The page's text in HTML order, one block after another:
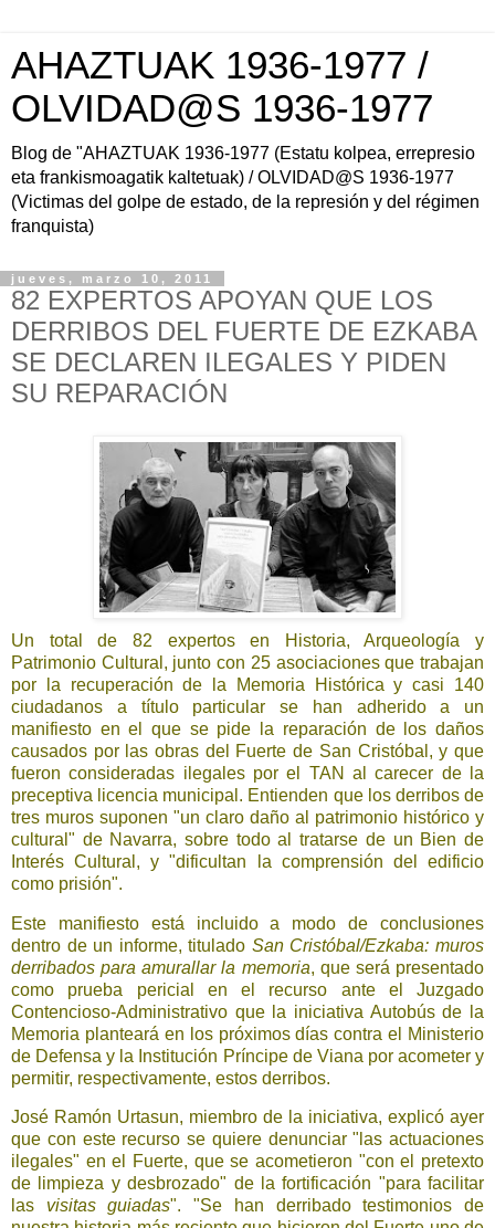
AHAZTUAK 1936-1977 /
OLVIDAD@S 1936-1977
Blog de "AHAZTUAK 1936-1977 (Estatu kolpea, errepresio
eta frankismoagatik kaltetuak) / OLVIDAD@S 1936-1977
(Victimas del golpe de estado, de la represión y del régimen
franquista)
jueves, marzo 10, 2011
82 EXPERTOS APOYAN QUE LOS
DERRIBOS DEL FUERTE DE EZKABA
SE DECLAREN ILEGALES Y PIDEN
SU REPARACIÓN
Un total de 82 expertos en Historia, Arqueología y
Patrimonio Cultural, junto con 25 asociaciones que trabajan
por la recuperación de la Memoria Histórica y casi 140
ciudadanos a título particular se han adherido a un
manifiesto en el que se pide la reparación de los daños
causados por las obras del Fuerte de San Cristóbal, y que
fueron consideradas ilegales por el TAN al carecer de la
preceptiva licencia municipal. Entienden que los derribos de
tres muros suponen "un claro daño al patrimonio histórico y
cultural" de Navarra, sobre todo al tratarse de un Bien de
Interés Cultural, y "dificultan la comprensión del edificio
como prisión".
Este manifiesto está incluido a modo de conclusiones
dentro de un informe, titulado San Cristóbal/Ezkaba: muros
derribados para amurallar la memoria, que será presentado
como prueba pericial en el recurso ante el Juzgado
Contencioso-Administrativo que la iniciativa Autobús de la
Memoria planteará en los próximos días contra el Ministerio
de Defensa y la Institución Príncipe de Viana por acometer y
permitir, respectivamente, estos derribos.
José Ramón Urtasun, miembro de la iniciativa, explicó ayer
que con este recurso se quiere denunciar "las actuaciones
ilegales" en el Fuerte, que se acometieron "con el pretexto
de limpieza y desbrozado" de la fortificación "para facilitar
las visitas guiadas". "Se han derribado testimonios de